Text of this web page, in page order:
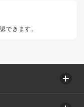
できます。